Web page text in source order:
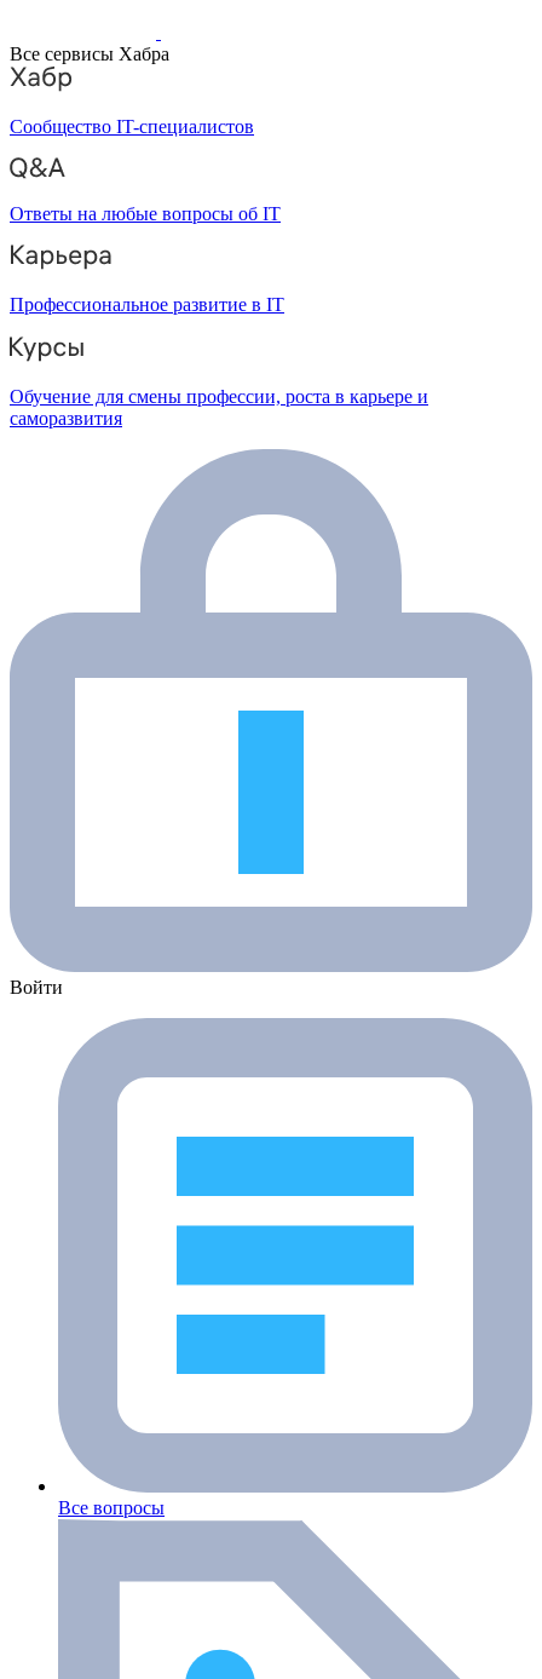
Все сервисы Хабра
Сообщество IT-специалистов
Ответы на любые вопросы об IT
Профессиональное развитие в IT
Обучение для смены профессии, роста в карьере и
саморазвития
Войти
Все вопросы